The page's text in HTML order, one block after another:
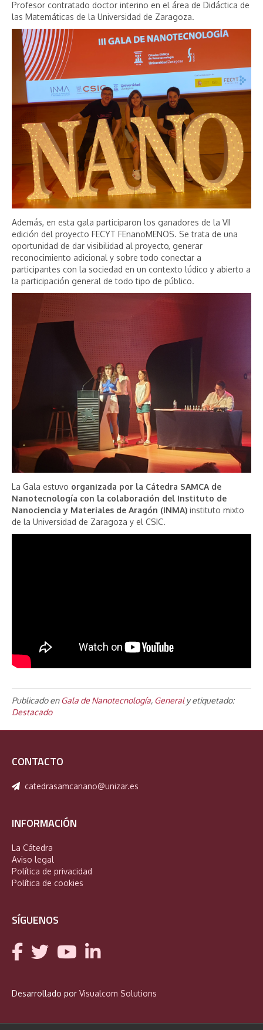
Profesor contratado doctor interino en el área de Didáctica de
las Matemáticas de la Universidad de Zaragoza.
Además, en esta gala participaron los ganadores de la VII
edición del proyecto FECYT FEnanoMENOS. Se trata de una
oportunidad de dar visibilidad al proyecto, generar
reconocimiento adicional y sobre todo conectar a
participantes con la sociedad en un contexto lúdico y abierto a
la participación general de todo tipo de público.
La Gala estuvo organizada por la Cátedra SAMCA de
Nanotecnología con la colaboración del Instituto de
Nanociencia y Materiales de Aragón (INMA) instituto mixto
de la Universidad de Zaragoza y el CSIC.
Publicado enGala de Nanotecnología, Generaly etiquetado:
Destacado
CONTACTO
catedrasamcanano@unizar.es
INFORMACIÓN
La Cátedra
Aviso legal
Política de privacidad
Política de cookies
SÍGUENOS
Desarrollado por Visualcom Solutions